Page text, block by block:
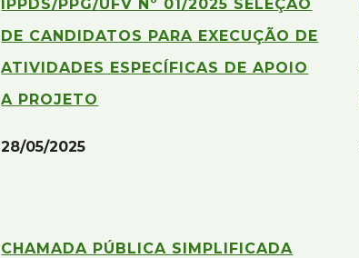
IPPDS/PPG/UFV Nº 01/2025 SELEÇÃO
DE CANDIDATOS PARA EXECUÇÃO DE
ATIVIDADES ESPECÍFICAS DE APOIO
A PROJETO
28/05/2025
CHAMADA PÚBLICA SIMPLIFICADA